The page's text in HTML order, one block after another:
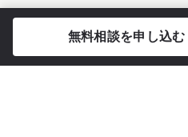
AI検索対策（LLM検索対策）
無料相談を申し込む